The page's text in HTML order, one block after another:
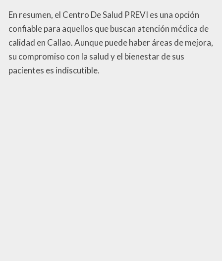
En resumen, el Centro De Salud PREVI es una opción
confiable para aquellos que buscan atención médica de
calidad en Callao. Aunque puede haber áreas de mejora,
su compromiso con la salud y el bienestar de sus
pacientes es indiscutible.